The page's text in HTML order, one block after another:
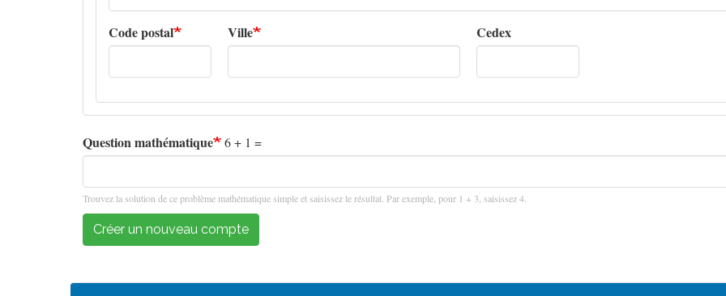
Code postal Ville Cedex
Question mathématique 6 + 1 =
Trouvez la solution de ce problème mathématique simple et saisissez le résultat. Par exemple, pour 1 + 3, saisissez 4.
Créer un nouveau compte